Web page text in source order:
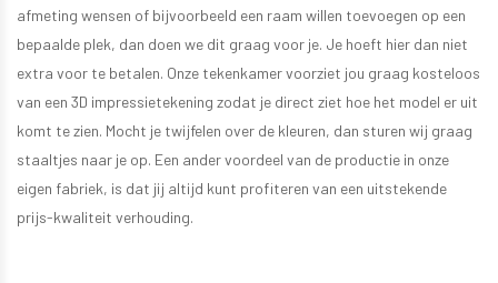
afmeting wensen of bijvoorbeeld een raam willen toevoegen op een
bepaalde plek, dan doen we dit graag voor je. Je hoeft hier dan niet
extra voor te betalen. Onze tekenkamer voorziet jou graag kosteloos
van een 3D impressietekening zodat je direct ziet hoe het model er uit
komt te zien. Mocht je twijfelen over de kleuren, dan sturen wij graag
staaltjes naar je op. Een ander voordeel van de productie in onze
eigen fabriek, is dat jij altijd kunt profiteren van een uitstekende
prijs-kwaliteit verhouding.